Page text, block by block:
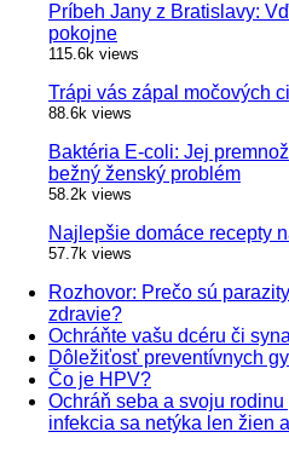
Príbeh Jany z Bratislavy:
pokojne
115.6k views
Trápi vás zápal močových
88.6k views
Baktéria E-coli: Jej
bežný ženský problém
58.2k views
Najlepšie domáce recepty
57.7k views
Rozhovor: Prečo sú
zdravie?
Ochráňte vašu dcéru či
Dôležiťosť preventívnych
Čo je HPV?
Ochráň seba a svoju
infekcia sa netýka len žien